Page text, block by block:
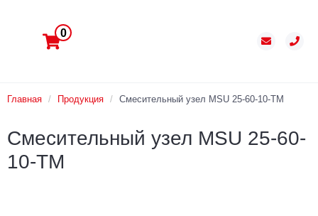
0
Главная / Продукция / Смесительный узел MSU 25-60-10-TM
Смесительный узел MSU 25-60-
10-TM